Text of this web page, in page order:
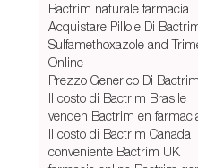
Bactrim naturale farmacia
Acquistare Pillole Di
Sulfamethoxazole and
Online
Prezzo Generico Di Bactrim
Il costo di Bactrim Brasile
venden Bactrim en
Il costo di Bactrim Canada
conveniente Bactrim UK